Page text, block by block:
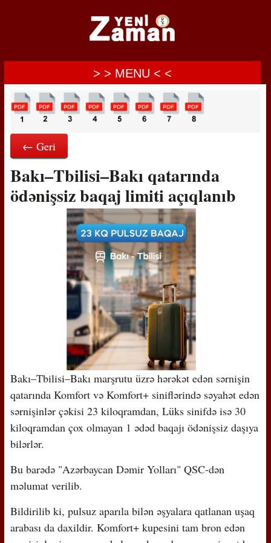
> > MENU < <
← Geri
Bakı–Tbilisi–Bakı qatarında
ödənişsiz baqaj limiti açıqlanıb
Bakı–Tbilisi–Bakı marşrutu üzrə hərəkət edən sərnişin
qatarında Komfort və Komfort+ siniflərində səyahət edən
sərnişinlər çəkisi 23 kiloqramdan, Lüks sinifdə isə 30
kiloqramdan çox olmayan 1 ədəd baqajı ödənişsiz daşıya
bilərlər.
Bu barədə "Azərbaycan Dəmir Yolları" QSC-dən
məlumat verilib.
Bildirilib ki, pulsuz aparıla bilən əşyalara qatlanan uşaq
arabası da daxildir. Komfort+ kupesini tam bron edən